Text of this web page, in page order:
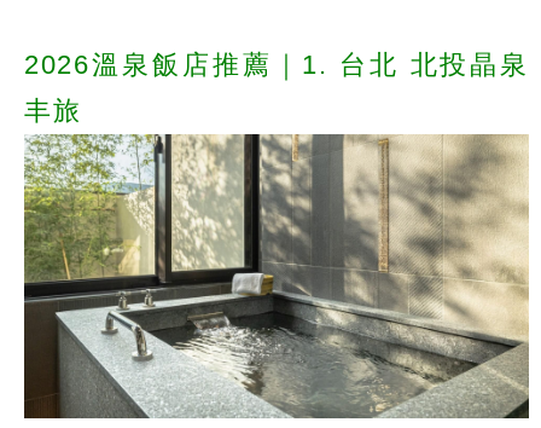
2026溫泉飯店推薦｜1. 台北 北投晶泉
丰旅